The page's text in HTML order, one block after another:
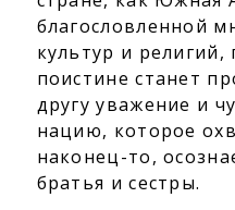
благословленной
культур и
поистине станет
другу уважение и
нацию, которое
наконец-то,
братья и сестры.